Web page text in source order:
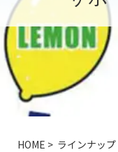
HOME > ラインナップ